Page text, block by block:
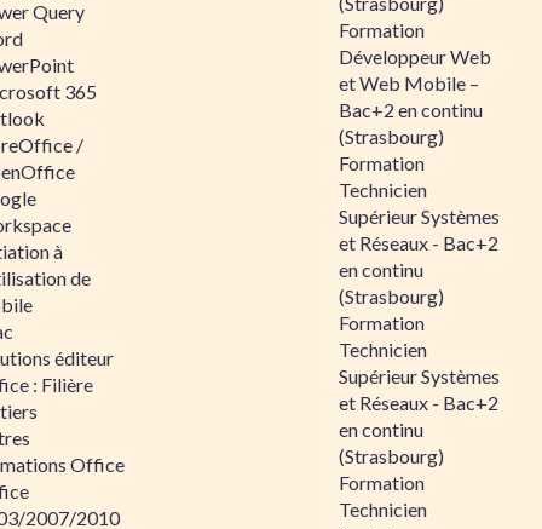
Query
365
/
à
de
éditeur
: Filière
Office
2007/2010
Formation
Développeur Web
et Web Mobile –
Bac+2 en continu
(Strasbourg)
Formation
Technicien
Supérieur Systèmes
et Réseaux - Bac+2
en continu
(Strasbourg)
Formation
Technicien
Supérieur Systèmes
et Réseaux - Bac+2
en continu
(Strasbourg)
Formation
Technicien